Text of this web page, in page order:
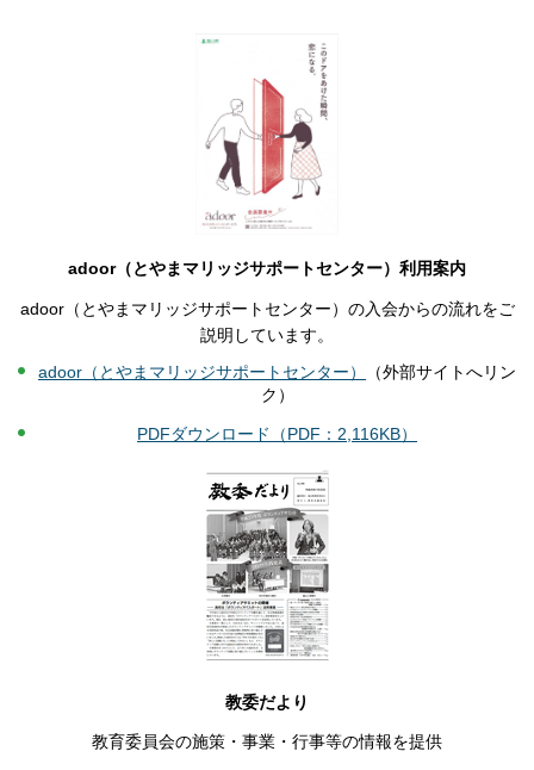
adoor（とやまマリッジサポートセンター）利用案内
adoor（とやまマリッジサポートセンター）の入会からの流れをご
説明しています。
adoor（ とやまマリッジサポートセンター）
（外部サイトへリン
ク）
PDFダウンロード（PDF：2,116KB）
教委だより
教育委員会の施策・事業・行事等の情報を提供